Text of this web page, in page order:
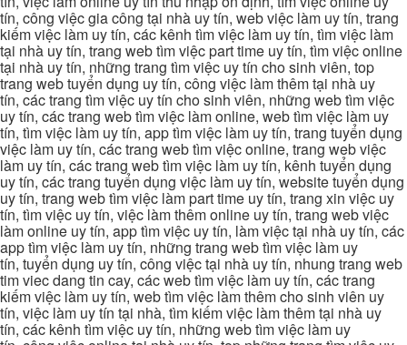
tín, công việc gia công tại nhà uy tín, web việc làm uy tín, trang
kiếm việc làm uy tín, các kênh tìm việc làm uy tín, tìm việc làm
tại nhà uy tín, trang web tìm việc part time uy tín, tìm việc online
tại nhà uy tín, những trang tìm việc uy tín cho sinh viên, top
trang web tuyển dụng uy tín, công việc làm thêm tại nhà uy
tín, các trang tìm việc uy tín cho sinh viên, những web tìm việc
uy tín, các trang web tìm việc làm online, web tìm việc làm uy
tín, tìm việc làm uy tín, app tìm việc làm uy tín, trang tuyển dụng
việc làm uy tín, các trang web tìm việc online, trang web việc
làm uy tín, các trang web tìm việc làm uy tín, kênh tuyển dụng
uy tín, các trang tuyển dụng việc làm uy tín, website tuyển dụng
uy tín, trang web tìm việc làm part time uy tín, trang xin việc uy
tín, tìm việc uy tín, việc làm thêm online uy tín, trang web việc
làm online uy tín, app tìm việc uy tín, làm việc tại nhà uy tín, các
app tìm việc làm uy tín, những trang web tìm việc làm uy
tín, tuyển dụng uy tín, công việc tại nhà uy tín, nhung trang web
tim viec dang tin cay, các web tìm việc làm uy tín, các trang
kiếm việc làm uy tín, web tìm việc làm thêm cho sinh viên uy
tín, việc làm uy tín tại nhà, tìm kiếm việc làm thêm tại nhà uy
tín, các kênh tìm việc uy tín, những web tìm việc làm uy